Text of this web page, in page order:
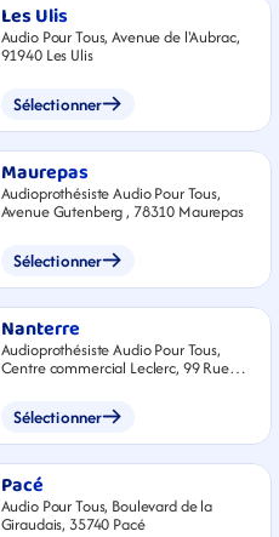
Les Ulis
Audio Pour Tous, Avenue de l'Aubrac,
91940 Les Ulis
Sélectionner
Maurepas
Audioprothésiste Audio Pour Tous,
Avenue Gutenberg , 78310 Maurepas
Sélectionner
Nanterre
Audioprothésiste Audio Pour Tous,
Centre commercial Leclerc, 99 Rue
Sélectionner
Pacé
Audio Pour Tous, Boulevard de la
Giraudais, 35740 Pacé